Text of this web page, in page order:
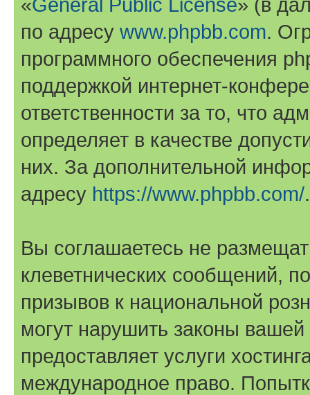
по адресу www.phpbb.com.
программного обеспечения
поддержкой интернет-
ответственности за то, что
определяет в качестве
них. За дополнительной
адресу https://www.phpbb.com/.
Вы соглашаетесь не
клеветнических сообщений,
призывов к национальной
могут нарушить законы
предоставляет услуги
международное право.